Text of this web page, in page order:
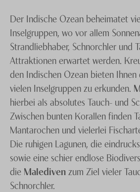
Der Indische Ozean beheimatet
Inselgruppen, wo vor allem
Strandliebhaber, Schnorchler und
Attraktionen erwartet werden.
den Indischen Ozean bieten
vielen Inselgruppen zu erkunden.
hierbei als absolutes Tauch- und
Zwischen bunten Korallen finden
Mantarochen und vielerlei
Die ruhigen Lagunen, die
sowie eine schier endlose
die Malediven zum Ziel vieler
Schnorchler.